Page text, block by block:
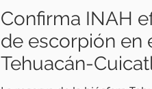
Confirma INAH
de escorpión en
Tehuacán-